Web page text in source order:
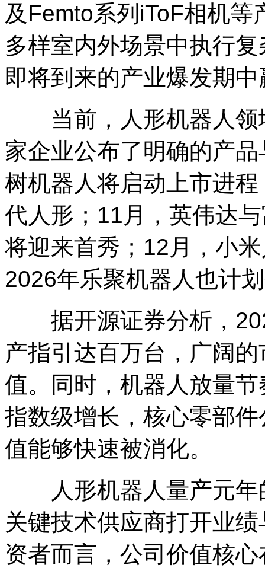
及Femto系列iToF相机
多样室内外场景中执行
即将到来的产业爆发期
当前，人形机器人领
家企业公布了明确的产
树机器人将启动上市进
代人形；11月，英伟达
将迎来首秀；12月，小
2026年乐聚机器人也计
据开源证券分析，
产指引达百万台，广阔
值。同时，机器人放量
指数级增长，核心零部
值能够快速被消化。
人形机器人量产元年
关键技术供应商打开业
资者而言，公司价值核心